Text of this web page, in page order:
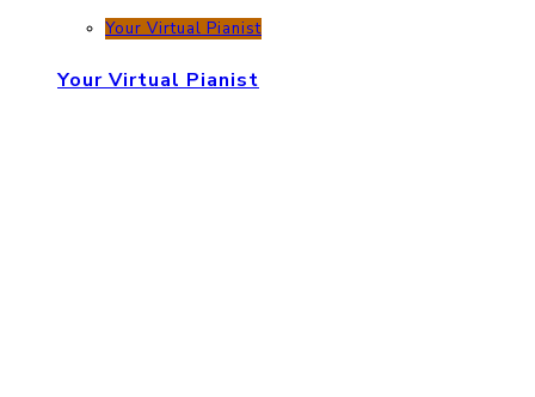
Your Virtual Pianist
Your Virtual Pianist